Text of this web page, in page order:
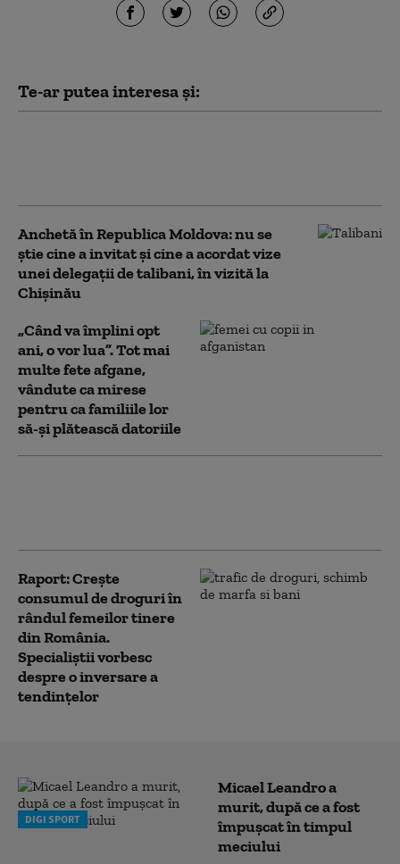
Te-ar putea interesa și:
Anchetă în Republica Moldova: nu se
știe cine a invitat şi cine a acordat vize
unei delegaţii de talibani, în vizită la
Chișinău
„Când va împlini opt
ani, o vor lua”. Tot mai
multe fete afgane,
vândute ca mirese
pentru ca familiile lor
să-și plătească datoriile
Raport: Crește
consumul de droguri în
rândul femeilor tinere
din România.
Specialiștii vorbesc
despre o inversare a
tendințelor
DIGI SPORT
Micael Leandro a
murit, după ce a fost
împușcat în timpul
meciului